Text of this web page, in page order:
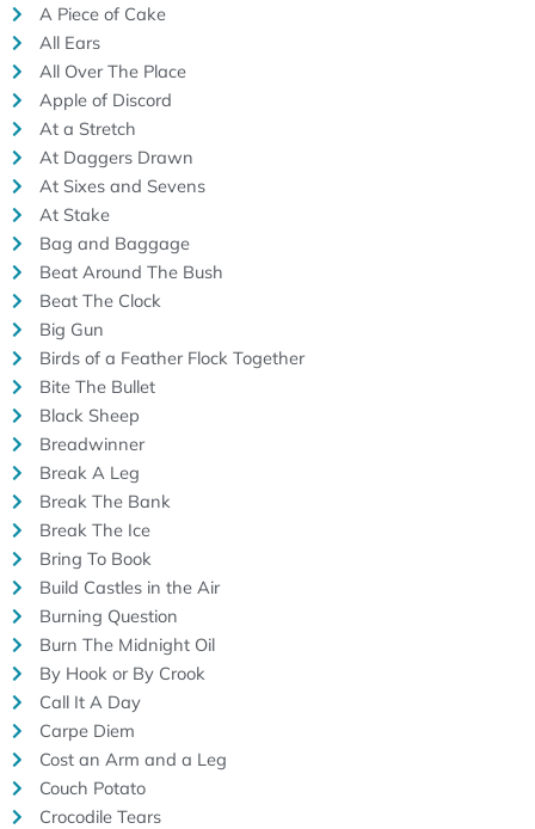
A Piece of Cake
All Ears
All Over The Place
Apple of Discord
At a Stretch
At Daggers Drawn
At Sixes and Sevens
At Stake
Bag and Baggage
Beat Around The Bush
Beat The Clock
Big Gun
Birds of a Feather Flock Together
Bite The Bullet
Black Sheep
Breadwinner
Break A Leg
Break The Bank
Break The Ice
Bring To Book
Build Castles in the Air
Burning Question
Burn The Midnight Oil
By Hook or By Crook
Call It A Day
Carpe Diem
Cost an Arm and a Leg
Couch Potato
Crocodile Tears